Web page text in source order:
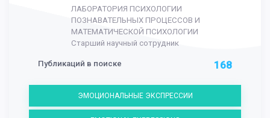
ЛАБОРАТОРИЯ ПСИХОЛОГИИ
ПОЗНАВАТЕЛЬНЫХ ПРОЦЕССОВ И
МАТЕМАТИЧЕСКОЙ ПСИХОЛОГИИ
Старший научный сотрудник
Публикаций в поиске 168
ЭМОЦИОНАЛЬНЫЕ ЭКСПРЕССИИ